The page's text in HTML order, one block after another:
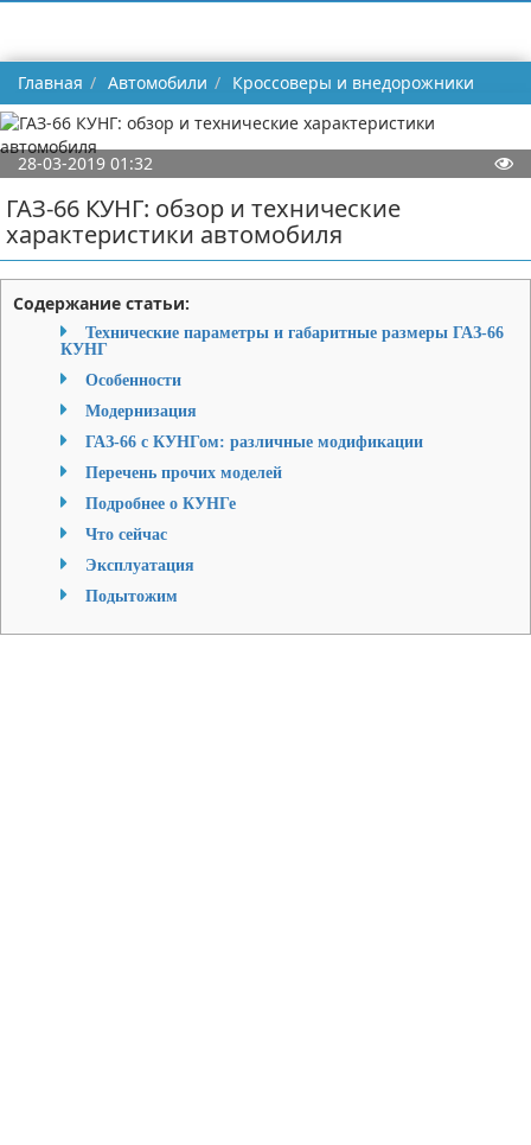
Главная Автомобили Кроссоверы и внедорожники
28-03-2019 01:32
ГАЗ-66 КУНГ: обзор и технические
характеристики автомобиля
Содержание статьи:
Технические параметры и габаритные размеры ГАЗ-66
КУНГ
Особенности
Модернизация
ГАЗ-66 с КУНГом: различные модификации
Перечень прочих моделей
Подробнее о КУНГе
Что сейчас
Эксплуатация
Подытожим